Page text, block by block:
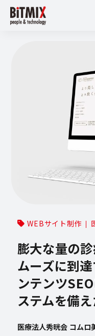
WEBサイト制作
膨大な量の
ムーズに到
ンテンツ
ステムを備
医療法人秀晄会 コムロ